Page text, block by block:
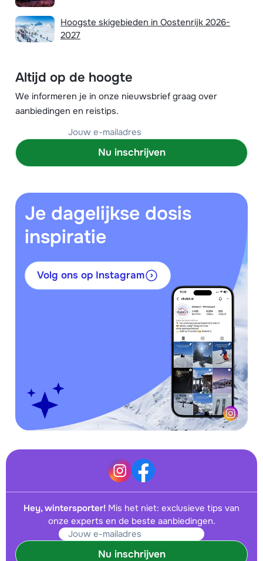
Hoogste skigebieden in Oostenrijk 2026-
2027
Altijd op de hoogte
We informeren je in onze nieuwsbrief graag over
aanbiedingen en reistips.
Nu inschrijven
Je dagelijkse dosis
inspiratie
Volg ons op Instagram
Hey, wintersporter! Mis het niet: exclusieve tips van
onze experts en de beste aanbiedingen.
Nu inschrijven